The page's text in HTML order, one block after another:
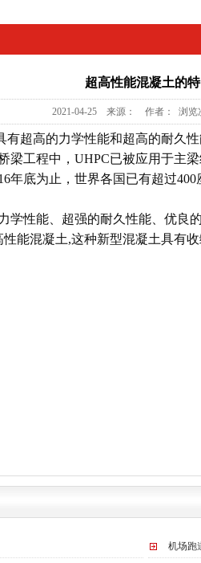
超高性能混凝土的
2021-04-25 来源： 作者： 浏览
有超高的力学性能和超高的耐久
梁工程中，UHPC已被应用于主
年底为止，世界各国已有超过
学性能、超强的耐久性能、优良
能混凝土,这种新型混凝土具有
机场跑